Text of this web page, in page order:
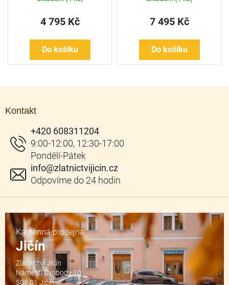
4 795 Kč
Do košíku
7 495 Kč
Do košíku
Kontakt
info@zlatnictvijicin.cz
+420 608311204
Kamenná prodejna
Jičín
Zlatnictví Jičín
Náměstí Svobody 10
506 01 Jičín